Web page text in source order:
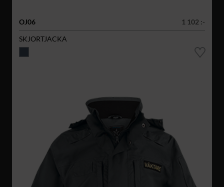
OJ06
1 102 :-
SKJORTJACKA